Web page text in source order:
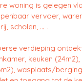
woning is gelegen
vervoer,
scholen, ... .
verdieping
keuken (24m2),
wasplaats/